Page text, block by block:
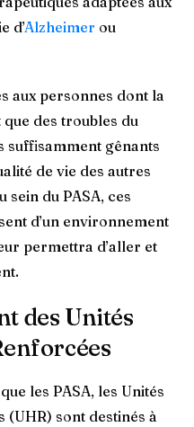
d’Alzheimer ou
aux personnes dont la
des troubles du
suffisamment gênants
de vie des autres
sein du PASA, ces
d’un environnement
permettra d’aller et
des Unités
les PASA, les Unités
(UHR) sont destinés à